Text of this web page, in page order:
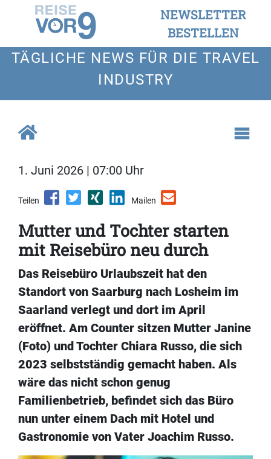
NEWSLETTER
BESTELLEN
TÄGLICHE NEWS FÜR DIE TRAVEL
INDUSTRY
1. Juni 2026 | 07:00 Uhr
Teilen Mailen
Mutter und Tochter starten
mit Reisebüro neu durch
Das Reisebüro Urlaubszeit hat den
Standort von Saarburg nach Losheim im
Saarland verlegt und dort im April
eröffnet. Am Counter sitzen Mutter Janine
(Foto) und Tochter Chiara Russo, die sich
2023 selbstständig gemacht haben. Als
wäre das nicht schon genug
Familienbetrieb, befindet sich das Büro
nun unter einem Dach mit Hotel und
Gastronomie von Vater Joachim Russo.